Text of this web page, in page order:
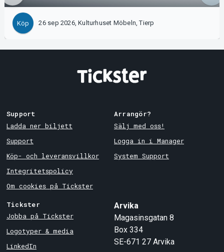
Köp 26 sep 2026, Kulturhuset Möbeln, Tierp
Support
Ladda ner biljett
Support
Köp- och leveransvillkor
Integritetspolicy
Om cookies på Tickster
Arrangör?
Sälj med oss!
Logga in i Manager
System Support
Tickster
Jobba på Tickster
Logotyper & media
LinkedIn
Arvika
Magasinsgatan 8
Box 334
SE-671 27 Arvika